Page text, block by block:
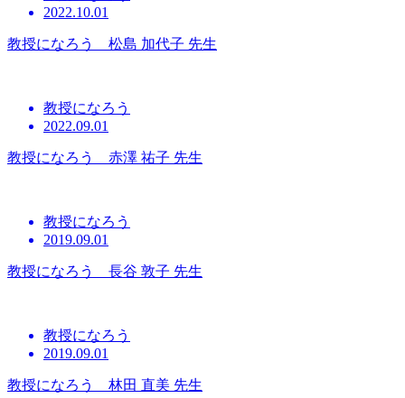
2022.10.01
教授になろう 松島 加代子 先生
教授になろう
2022.09.01
教授になろう 赤澤 祐子 先生
教授になろう
2019.09.01
教授になろう 長谷 敦子 先生
教授になろう
2019.09.01
教授になろう 林田 直美 先生